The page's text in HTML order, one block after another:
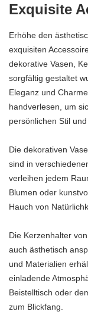
Exquisite
Erhöhe den
exquisiten
dekorative Vasen,
sorgfältig gestaltet
Eleganz und
handverlesen, um
persönlichen Stil
Die dekorativen
sind in
verleihen jedem
Blumen oder
Hauch von
Die Kerzenhalter
auch ästhetisch
und Materialien
einladende
Beistelltisch oder
zum Blickfang.